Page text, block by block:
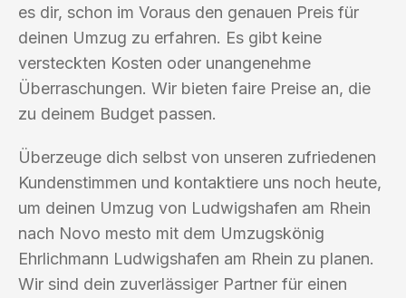
es dir, schon im Voraus den genauen Preis für
deinen Umzug zu erfahren. Es gibt keine
versteckten Kosten oder unangenehme
Überraschungen. Wir bieten faire Preise an, die
zu deinem Budget passen.
Überzeuge dich selbst von unseren zufriedenen
Kundenstimmen und kontaktiere uns noch heute,
um deinen Umzug von Ludwigshafen am Rhein
nach Novo mesto mit dem Umzugskönig
Ehrlichmann Ludwigshafen am Rhein zu planen.
Wir sind dein zuverlässiger Partner für einen